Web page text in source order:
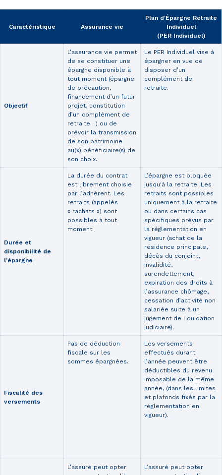
Caractéristique Assurance vie
Plan d'Épargne Retraite
Individuel
(PER Individuel)
Objectif
L’assurance vie permet
de se constituer une
épargne disponible à
tout moment (épargne
de précaution,
financement d’un futur
projet, constitution
d’un complément de
retraite…) ou de
prévoir la transmission
de son patrimoine
au(x) bénéficiaire(s) de
son choix.
Le PER Individuel vise à
épargner en vue de
disposer d’un
complément de
retraite.
Durée et
disponibilité de
l’épargne
La durée du contrat
est librement choisie
par l’adhérent. Les
retraits (appelés
« rachats ») sont
possibles à tout
moment.
L’épargne est bloquée
jusqu'à la retraite. Les
retraits sont possibles
uniquement à la retraite
ou dans certains cas
spécifiques prévus par
la réglementation en
vigueur (achat de la
résidence principale,
décès du conjoint,
invalidité,
surendettement,
expiration des droits à
l’assurance chômage,
cessation d’activité non
salariée suite à un
jugement de liquidation
judiciaire).
Fiscalité des
versements
Pas de déduction
fiscale sur les
sommes épargnées.
Les versements
effectués durant
l’année peuvent être
déductibles du revenu
imposable de la même
année, (dans les limites
et plafonds fixés par la
réglementation en
vigueur).
L’assuré peut opter
L’assuré peut opter